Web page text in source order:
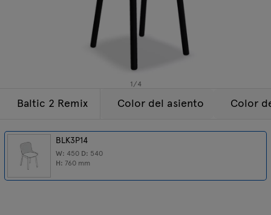
1/4
Baltic 2 Remix
BLK3P14
W: 450 D: 540
H: 760 mm
Color del asiento Color